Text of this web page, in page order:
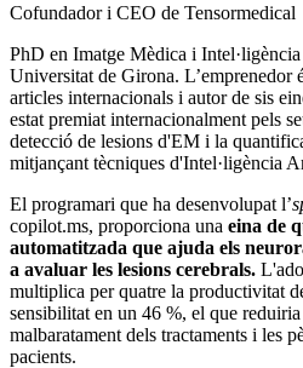
Cofundador i CEO de Tensormedical
PhD en Imatge Mèdica i
Universitat de Girona. L’emprenedor
articles internacionals i autor de sis
estat premiat internacionalment pels
detecció de lesions d'EM i la
mitjançant tècniques d'Intel·ligència
El programari que ha desenvolupat l’
copilot.ms, proporciona una eina de
automatitzada que ajuda els
a avaluar les lesions cerebrals.
multiplica per quatre la productivitat
sensibilitat en un 46 %, el que
malbaratament dels tractaments i les
pacients.